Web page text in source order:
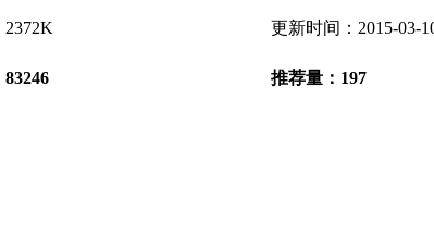
更新时间：2015-03-
推荐量：197